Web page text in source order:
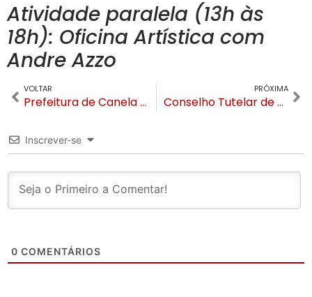
Atividade paralela (13h às
18h): Oficina Artística com
Andre Azzo
VOLTAR
Prefeitura de Canela alerta contribuintes: pagamento do IPTU 2026 até outubro garante desconto para o próximo ano
PRÓXIMA
Conselho Tutelar de Canela inaugura nova sede no Centro para qualificar atendimento à comunidade
Inscrever-se
0 COMENTÁRIOS